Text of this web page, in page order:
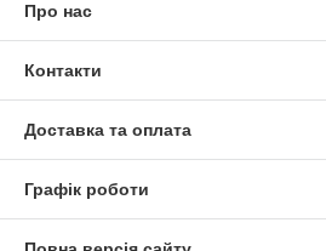
Про нас
Контакти
Доставка та оплата
Графік роботи